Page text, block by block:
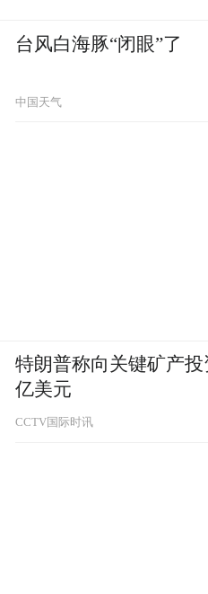
台风白海豚“闭眼”了
中国天气
特朗普称向关键矿产投
亿美元
CCTV国际时讯